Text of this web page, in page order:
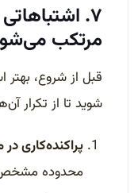
۷.
مرتکب
قبل از شروع، بهتر
شوید تا از تکرار
پراکنده‌کاری
محدوده